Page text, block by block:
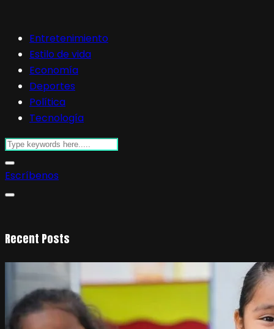
Entretenimiento
Estilo de vida
Economía
Deportes
Política
Tecnología
Escríbenos
Recent Posts